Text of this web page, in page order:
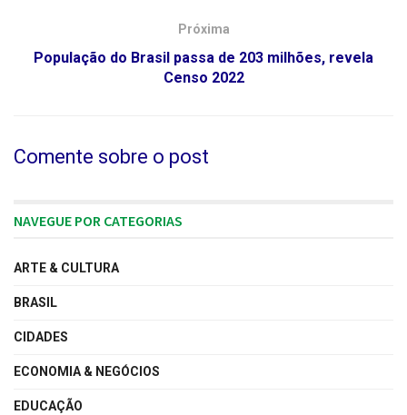
Próxima
População do Brasil passa de 203 milhões, revela
Censo 2022
Comente sobre o post
NAVEGUE POR CATEGORIAS
ARTE & CULTURA
BRASIL
CIDADES
ECONOMIA & NEGÓCIOS
EDUCAÇÃO